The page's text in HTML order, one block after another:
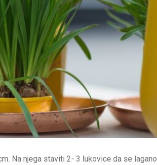
Na njega staviti 2- 3 lukovice da se lagano